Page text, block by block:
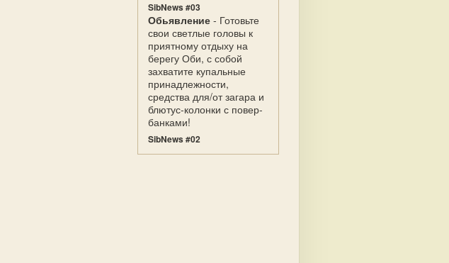
SibNews #03
Обьявление - Готовьте
свои светлые головы к
приятному отдыху на
берегу Оби, с собой
захватите купальные
принадлежности,
средства для/от загара и
блютус-колонки с повер-
банками!
SibNews #02